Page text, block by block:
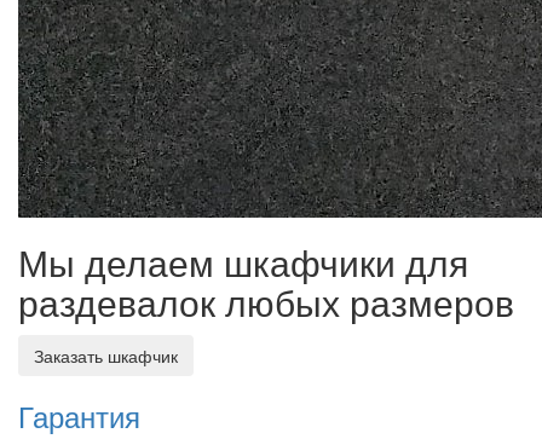
Мы делаем шкафчики для
раздевалок любых размеров
Заказать шкафчик
Гарантия